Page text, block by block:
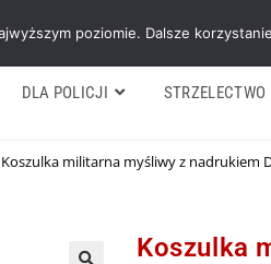
DLA POLICJI STRZELECTWO
Koszulka militarna myśliwy z nadrukiem
Koszulka
poziomie. Dalsze